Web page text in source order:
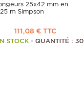
25x42 mm en
m Simpson
111,08 € TTC
STOCK- QUANTITÉ : 30